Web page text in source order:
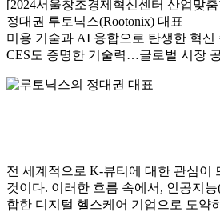
[2024서울창조경제혁신센터 산업맞
정대권 루토닉스(Rootonix) 대표
미용 기술과 AI 융합으로 탄생한 혁신
CES도 증명한 기술력…글로벌 시장
전 세계적으로 K-뷰티에 대한 관심이
것이다. 이러한 흐름 속에서, 인공지
합한 디지털 헬스케어 기업으로 도약